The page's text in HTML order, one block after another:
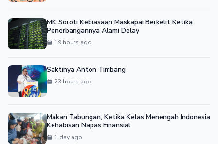
MK Soroti Kebiasaan Maskapai Berkelit Ketika
Penerbangannya Alami Delay
19 hours ago
Saktinya Anton Timbang
23 hours ago
Makan Tabungan, Ketika Kelas Menengah Indonesia
Kehabisan Napas Finansial
1 day ago